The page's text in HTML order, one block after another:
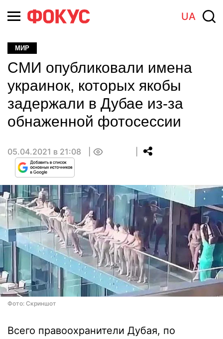
UA
МИР
СМИ опубликовали имена
украинок, которых якобы
задержали в Дубае из-за
обнаженной фотосессии
05.04.2021 в 21:08
Фото: Скриншот
Всего правоохранители Дубая, по